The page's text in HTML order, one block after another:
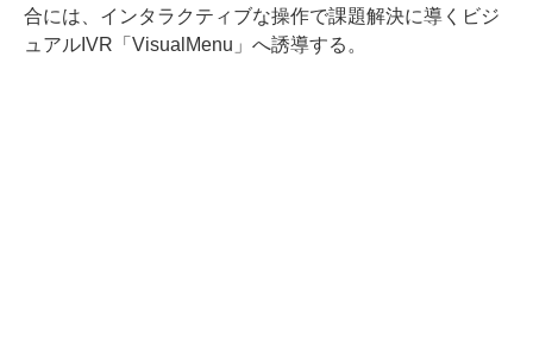
合には、インタラクティブな操作で課題解決に導くビジ
ュアルIVR「VisualMenu」へ誘導する。